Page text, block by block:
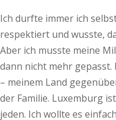
Ich durfte immer ich
respektiert und wusste,
Aber ich musste meine
dann nicht mehr
– meinem Land
der Familie. Luxemburg
jeden. Ich wollte es